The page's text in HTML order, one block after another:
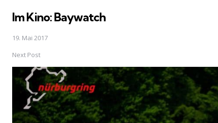
Im Kino: Baywatch
19. Mai 2017
Next Post